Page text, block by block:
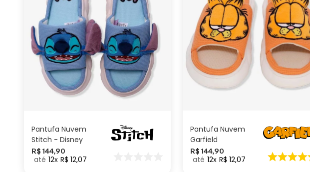
Pantufa Nuvem
Stitch - Disney
R$ 144,90
12 R$ 12,07
G M
ADICIONAR AO
Pantufa Nuvem
Garfield
R$ 144,90
12 R$ 12,07